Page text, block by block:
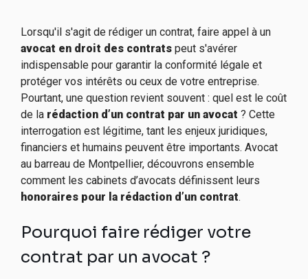
Lorsqu'il s'agit de rédiger un contrat, faire appel à un
avocat en droit des contratspeut s'avérer
indispensable pour garantir la conformité légale et
protéger vos intérêts ou ceux de votre entreprise.
Pourtant, une question revient souvent : quel est le coût
de la rédaction d’un contrat par un avocat ? Cette
interrogation est légitime, tant les enjeux juridiques,
financiers et humains peuvent être importants. Avocat
au barreau de Montpellier, découvrons ensemble
comment les cabinets d’avocats définissent leurs
honoraires pour la rédaction d’un contrat.
Pourquoi faire rédiger votre
contrat par un avocat ?